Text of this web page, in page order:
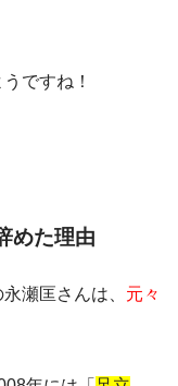
ですね！
めた理由
瀬匡さんは、 元々